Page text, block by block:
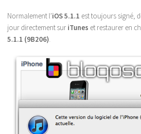
Normalement l’iOS 5.1.1 est toujours signé,
jour directement sur iTunes et restaurer en
5.1.1 (9B206)